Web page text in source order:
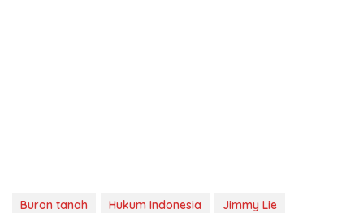
Buron tanah Hukum Indonesia
Jimmy Lie